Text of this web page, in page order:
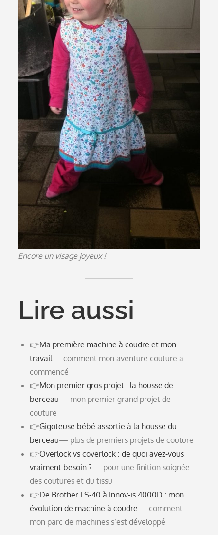
Encore un visage joyeux !
Lire aussi
👉Ma première machine à coudre et mon
travail— comment mon aventure couture a
commencé
👉Mon premier gros projet : la housse de
berceau— mon premier grand projet de
couture
👉Gigoteuse bébé assortie à la housse du
berceau— plus de premiers projets de couture
👉Overlock vs coverlock : de quoi avez-vous
vraiment besoin ?— pour une finition soignée
des coutures et du tissu
👉De Brother FS-40 à Innov-is 4000D : mon
évolution de machine à coudre— comment
mon parc de machines s’est développé